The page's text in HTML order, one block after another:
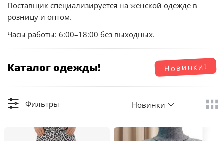
Поставщик специализируется на женской одежде в
розницу и оптом.
Часы работы: 6:00–18:00 без выходных.
Новинки!
Каталог одежды!
Фильтры Новинки